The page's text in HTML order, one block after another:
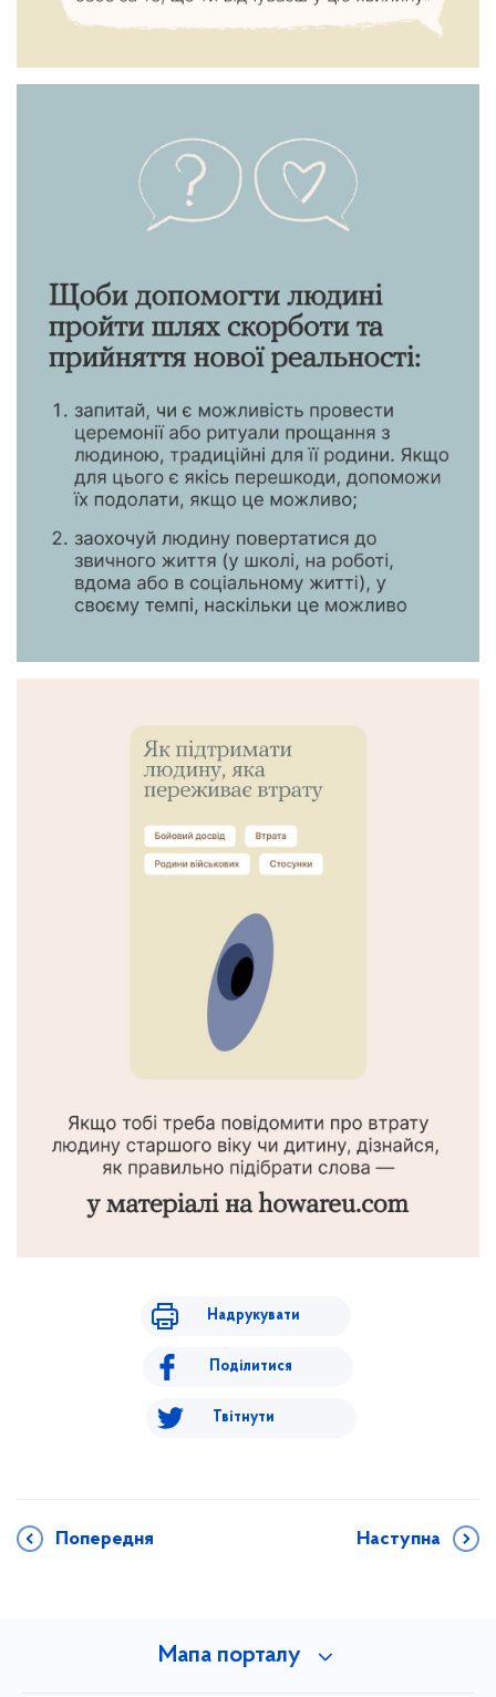
Надрукувати
Поділитися
Твітнути
Попередня Наступна
Мапа порталу